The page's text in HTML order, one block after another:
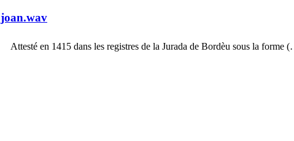
joan.wav
Attesté en 1415 dans les registres de la Jurada de Bordèu sous la forme